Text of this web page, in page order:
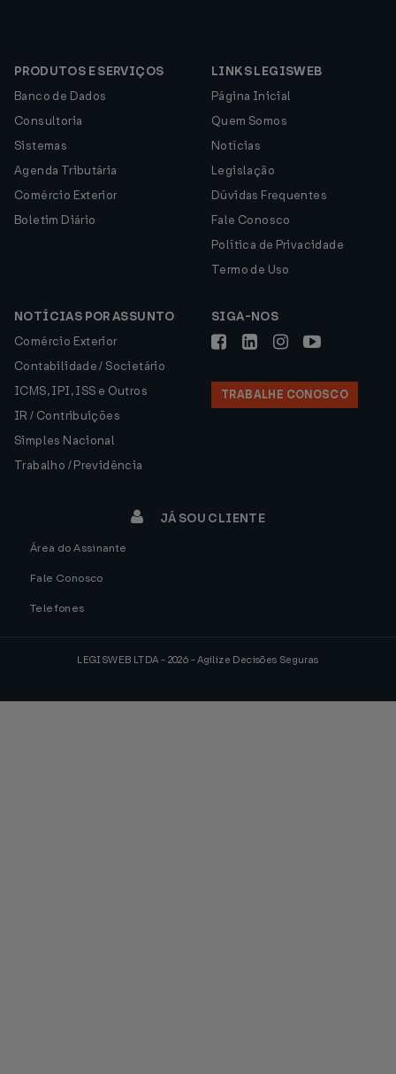
PRODUTOS E SERVIÇOS
Banco de Dados
Consultoria
Sistemas
Agenda Tributária
Comércio Exterior
Boletim Diário
LINKS LEGISWEB
Página Inicial
Quem Somos
Notícias
Legislação
Dúvidas Frequentes
Fale Conosco
Política de Privacidade
Termo de Uso
NOTÍCIAS POR ASSUNTO
Comércio Exterior
Contabilidade / Societário
ICMS, IPI, ISS e Outros
IR / Contribuições
Simples Nacional
Trabalho / Previdência
SIGA-NOS
TRABALHE CONOSCO
JÁ SOU CLIENTE
Área do Assinante
Fale Conosco
Telefones
LEGISWEB LTDA - 2026 - Agilize Decisões Seguras